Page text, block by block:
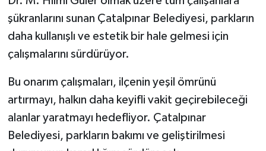
şükranlarını sunan Çatalpınar Belediyesi, parkların
daha kullanışlı ve estetik bir hale gelmesi için
çalışmalarını sürdürüyor.
Bu onarım çalışmaları, ilçenin yeşil ömrünü
artırmayı, halkın daha keyifli vakit geçirebileceği
alanlar yaratmayı hedefliyor. Çatalpınar
Belediyesi, parkların bakımı ve geliştirilmesi